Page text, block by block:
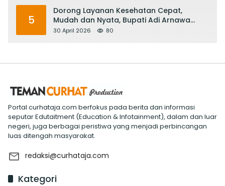
5
Dorong Layanan Kesehatan Cepat,
Mudah dan Nyata, Bupati Adi Arnawa
Evaluasi ‘Mantap Nak Badung’
30 April 2026 80
Portal curhataja.com berfokus pada berita dan informasi
seputar Edutaitment (Education & Infotainment), dalam dan luar
negeri, juga berbagai peristiwa yang menjadi perbincangan
luas ditengah masyarakat.
redaksi@curhataja.com
Kategori